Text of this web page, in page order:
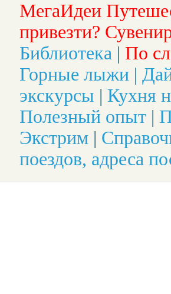
МегаИдеи
привезти?
Библиотека | По
Горные лыжи |
экскурсы | Кухня
Полезный опыт |
Экстрим |
поездов, адреса